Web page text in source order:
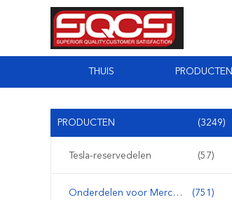
THUIS PRODUCTEN
PRODUCTEN (3249)
Tesla-reservedelen (57)
Onderdelen voor Mercedes Sprinter (751)